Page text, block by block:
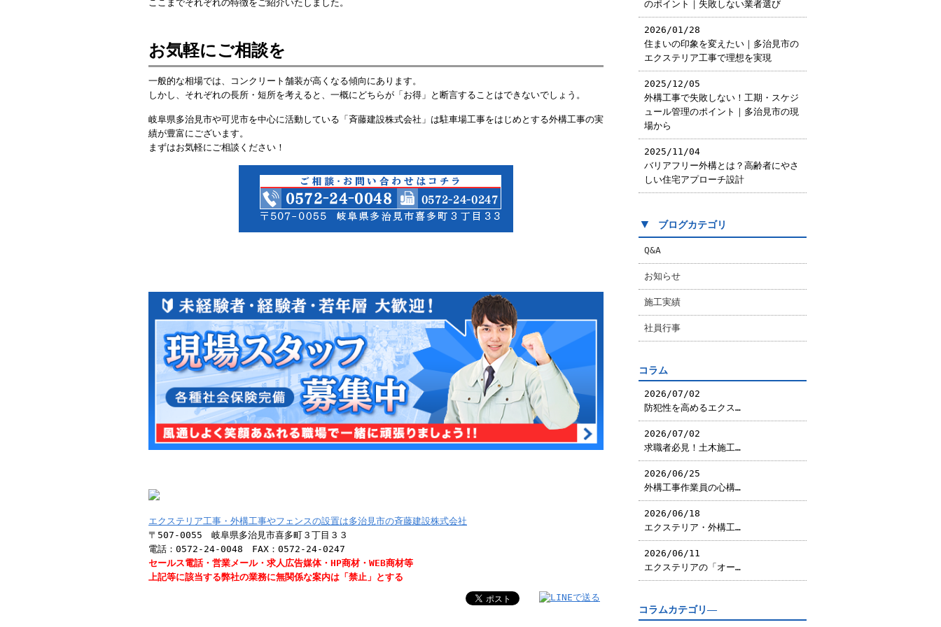
ここまでそれぞれの特徴をご紹介いたしました。
お気軽にご相談を
一般的な相場では、コンクリート舗装が高くなる傾向にあります。
しかし、それぞれの長所・短所を考えると、一概にどちらが「お得」と断言することはできないでしょう。
岐阜県多治見市や可児市を中心に活動している「斉藤建設株式会社」は駐車場工事をはじめとする外構工事の実
績が豊富にございます。
まずはお気軽にご相談ください！
エクステリア工事・外構工事やフェンスの設置は多治見市の斉藤建設株式会社
〒507-0055 岐阜県多治見市喜多町３丁目３３
電話：0572-24-0048 FAX：0572-24-0247
セールス電話・営業メール・求人広告媒体・HP商材・WEB商材等
上記等に該当する弊社の業務に無関係な案内は「禁止」とする
のポイント｜失敗しない業者選び
2026/01/28
住まいの印象を変えたい｜多治見市の
エクステリア工事で理想を実現
2025/12/05
外構工事で失敗しない！工期・スケジ
ュール管理のポイント｜多治見市の現
場から
2025/11/04
バリアフリー外構とは？高齢者にやさ
しい住宅アプローチ設計
▼ ブログカテゴリ
Q&A
お知らせ
施工実績
社員行事
コラム
2026/07/02
防犯性を高めるエクス…
2026/07/02
求職者必見！土木施工…
2026/06/25
外構工事作業員の心構…
2026/06/18
エクステリア・外構工…
2026/06/11
エクステリアの「オー…
コラムカテゴリ―